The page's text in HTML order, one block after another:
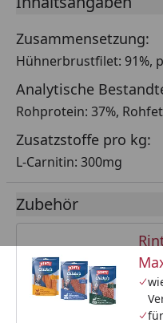
Zusammensetzung:
Hühnerbrustfilet: 91%,
Analytische
Rohprotein: 37%,
Zusatzstoffe pro kg:
L-Carnitin: 300mg
Zubehör